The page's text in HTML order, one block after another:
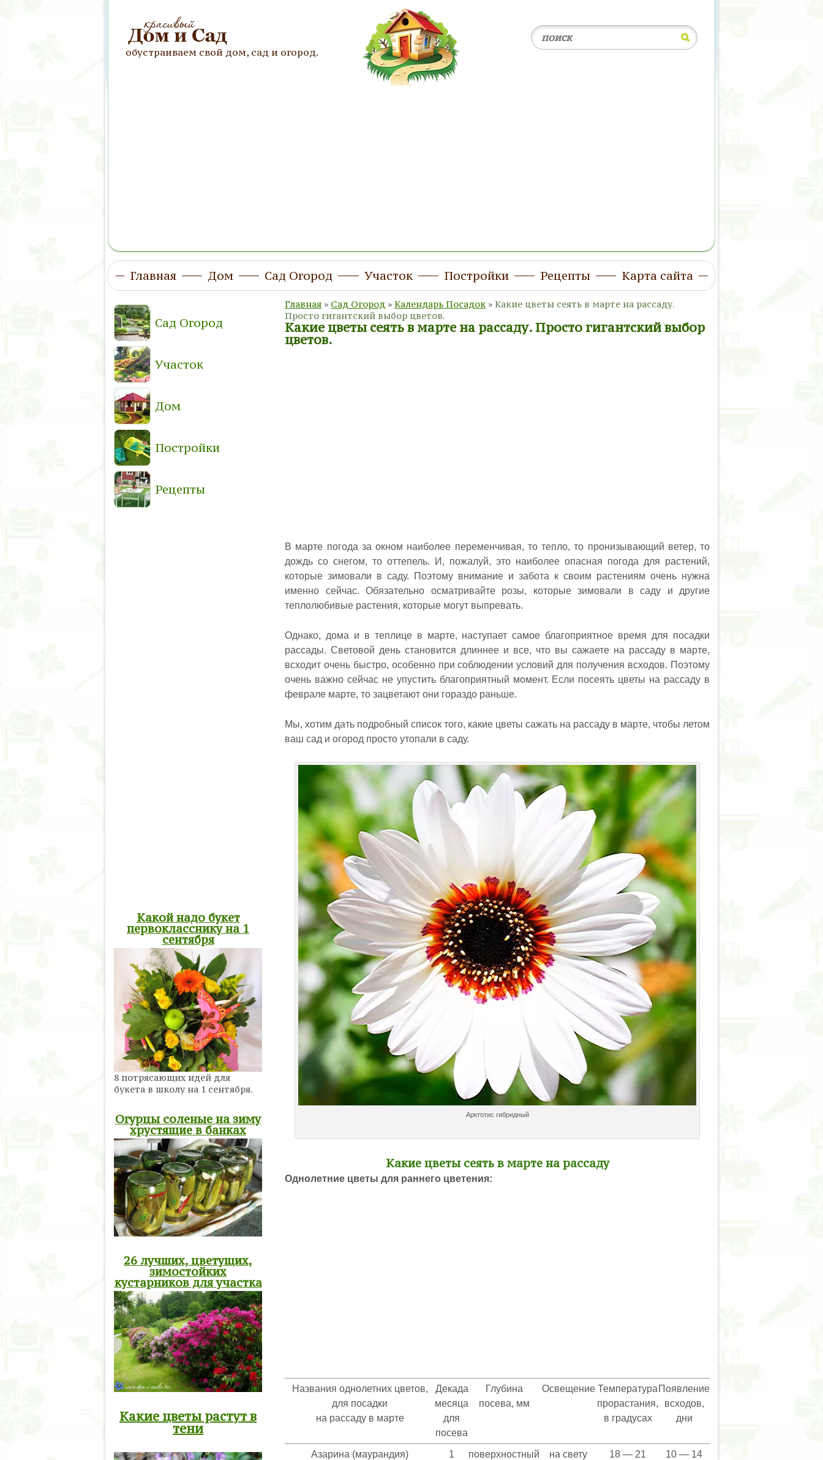
обустраиваем свой дом, сад и огород.
Главная Дом Сад Огород Участок Постройки Рецепты Карта сайта
Главная » Сад Огород » Календарь Посадок » Какие цветы сеять в марте на рассаду.
Просто гигантский выбор цветов.
Какие цветы сеять в марте на рассаду. Просто гигантский выбор
цветов.
В марте погода за окном наиболее переменчивая, то тепло, то пронизывающий ветер, то
дождь со снегом, то оттепель. И, пожалуй, это наиболее опасная погода для растений,
которые зимовали в саду. Поэтому внимание и забота к своим растениям очень нужна
именно сейчас. Обязательно осматривайте розы, которые зимовали в саду и другие
теплолюбивые растения, которые могут выпревать.
Однако, дома и в теплице в марте, наступает самое благоприятное время для посадки
рассады. Световой день становится длиннее и все, что вы сажаете на рассаду в марте,
всходит очень быстро, особенно при соблюдении условий для получения всходов. Поэтому
очень важно сейчас не упустить благоприятный момент. Если посеять цветы на рассаду в
феврале марте, то зацветают они гораздо раньше.
Мы, хотим дать подробный список того, какие цветы сажать на рассаду в марте, чтобы летом
ваш сад и огород просто утопали в саду.
Арктотис гибридный
Какие цветы сеять в марте на рассаду
Однолетние цветы для раннего цветения:
Названия однолетних цветов,
для посадки
на рассаду в марте
Декада
месяца
для
посева
Глубина
посева, мм
Освещение Температура
прорастания,
в градусах
Появление
всходов,
дни
Азарина (маурандия)
1 поверхностный на свету 18 — 21 10 — 14
Сад Огород
Участок
Дом
Постройки
Рецепты
Какой надо букет
первокласснику на 1
сентября
8 потрясающих идей для
букета в школу на 1 сентября.
Огурцы соленые на зиму
хрустящие в банках
26 лучших, цветущих,
зимостойких
кустарников для участка
Какие цветы растут в
тени